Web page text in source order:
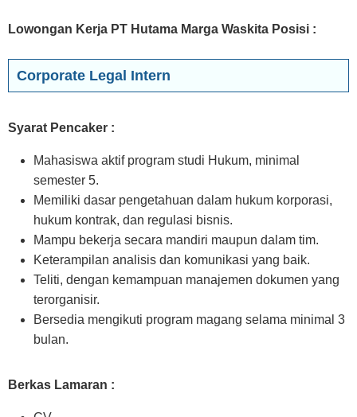
Lowongan Kerja PT Hutama Marga Waskita Posisi :
Corporate Legal Intern
Syarat Pencaker :
Mahasiswa aktif program studi Hukum, minimal
semester 5.
Memiliki dasar pengetahuan dalam hukum korporasi,
hukum kontrak, dan regulasi bisnis.
Mampu bekerja secara mandiri maupun dalam tim.
Keterampilan analisis dan komunikasi yang baik.
Teliti, dengan kemampuan manajemen dokumen yang
terorganisir.
Bersedia mengikuti program magang selama minimal 3
bulan.
Berkas Lamaran :